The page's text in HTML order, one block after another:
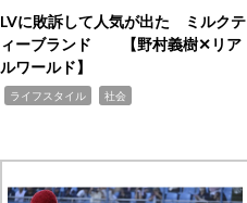
LVに敗訴して人気が出た ミルクテ
ィーブランド 【野村義樹✕リア
ルワールド】
ライフスタイル 社会